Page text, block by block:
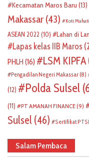
Kecamatan Maros Baru (13)
Makassar (43) Koti
ASEAN 2022 (10) Lahan di
Lapas kelas IIB Maros
PHLH (16) LSM KIPFA
Pengadilan Negeri Makassar (8)
(12)
Polda Sulsel
(11)
PT AMANAH FINANCE(9)
Sulsel (46) Sertifikat
Salam Pembaca